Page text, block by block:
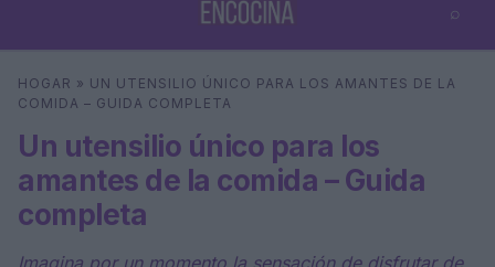
⌕
Buscar ⌕ ×
HOGAR » UN UTENSILIO ÚNICO PARA LOS AMANTES DE LA
COMIDA – GUIDA COMPLETA
Un utensilio único para los
amantes de la comida – Guida
completa
Imagina por un momento la sensación de disfrutar de